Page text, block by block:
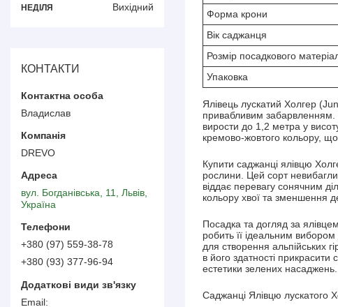
Форма крони
Вік саджанця
Розмір посадкового
Упаковка
Ялівець лускатий Холгер
привабливим забарвленням.
вирости до 1,2 метра у
кремово-жовтого кольору,
Купити саджанці ялівцю
рослини. Цей сорт
віддає перевагу сонячним
кольору хвої та зменшення
Посадка та догляд за
робить її ідеальним
для створення альпійських
в його здатності прикрасити
естетики зелених насаджень.
Саджанці Ялівцю лускатого
НЕДІЛЯ Вихідний
КОНТАКТИ
Владислав
DREVO
вул. Богданівська, 11, Львів,
Україна
+380 (97) 559-38-78
+380 (93) 377-96-94